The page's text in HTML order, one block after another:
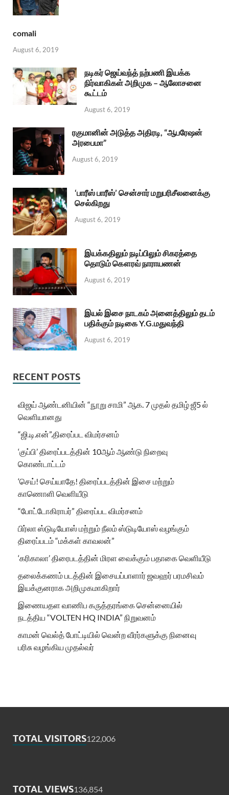
comali
August 6, 2019
நடிகர் ஜெய்வந்த் நற்பணி இயக்க
நிர்வாகிகள் அறிமுக – ஆலோசனை
கூட்டம்
August 6, 2019
ரகுமானின் அடுத்த அதிரடி, “ஆபரேஷன்
அரபைமா”
August 6, 2019
‘பாரீஸ் பாரீஸ்’ சென்சார் மறுபரிசீலனைக்கு
செல்கிறது
August 6, 2019
இயக்கதிலும் நடிப்பிலும் சிகரத்தை
தொடும் கௌரவ் நாராயணன்
August 6, 2019
இயல் இசை நாடகம் அனைத்திலும் தடம்
பதிக்கும் நடிகை Y.G.மதுவந்தி
August 6, 2019
RECENT POSTS
விஜய் ஆண்டனியின் “நூறு சாமி” ஆக. 7 முதல் தமிழ் ஜீ5 ல்
வெளியானது
“ஜி.டி.என்”.திரைப்பட விமர்சனம்
‘குப்பி’ திரைப்படத்தின் 10ஆம் ஆண்டு நிறைவு
கொண்டாட்டம்
‘செய்! செய்யாதே! திரைப்படத்தின் இசை மற்றும்
காணொளி வெளியீடு
“போட்டோகிராபர்” திரைப்பட விமர்சனம்
பிர்லா ஸ்டுடியோஸ் மற்றும் நீலம் ஸ்டுடியோஸ் வழங்கும்
திரைப்படம் “மக்கள் காவலன்”
‘கரிகாலா’ திரைபடத்தின் மிரள வைக்கும் பதாகை வெளியீடு
தலைக்கணம் படத்தின் இசையப்பாளார் ஜவஹர் பரமசிவம்
இயக்குனராக அறிமுகமாகிறார்
இணையதள வாணிப கருத்தரங்கை சென்னையில்
நடத்திய “VOLTEN HQ INDIA” நிறுவனம்
காமன் வெல்த் போட்டியில் வென்ற வீரர்களுக்கு நினைவு
பரிசு வழங்கிய முதல்வர்
TOTAL VISITORS122,006
TOTAL VIEWS136,854